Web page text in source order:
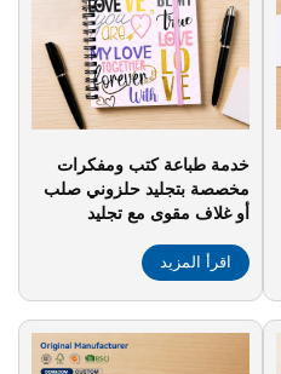
خدمة طباعة كتب ومفكرات
مخصصة بتجليد حلزوني صلب
أو غلاف مقوى مع تجليد
مخصص
اقرأ المزيد